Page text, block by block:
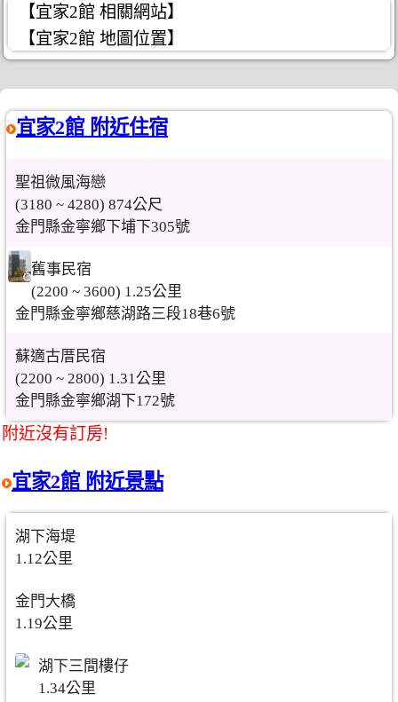
【宜家2館 相關網站】
【宜家2館 地圖位置】
宜家2館 附近住宿
聖祖微風海戀
(3180 ~ 4280) 874公尺
金門縣金寧鄉下埔下305號
舊事民宿
(2200 ~ 3600) 1.25公里
金門縣金寧鄉慈湖路三段18巷6號
蘇適古厝民宿
(2200 ~ 2800) 1.31公里
金門縣金寧鄉湖下172號
附近沒有訂房!
宜家2館 附近景點
湖下海堤
1.12公里
金門大橋
1.19公里
湖下三間樓仔
1.34公里